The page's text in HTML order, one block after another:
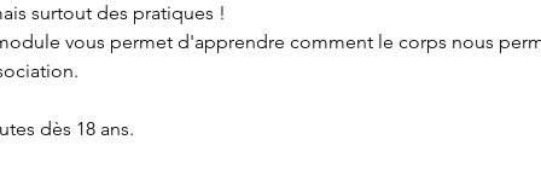
surtout des pratiques !
vous permet d'apprendre comment le corps nous
dès 18 ans.